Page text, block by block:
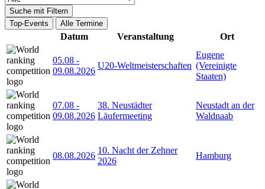
Suche mit Filtern
Top-Events
Alle Termine
Datum Veranstaltung Ort
05.08 -
09.08.2026
U20-Weltmeisterschaften
Eugene
(Vereinigte
Staaten)
07.08 -
09.08.2026
38. Neustädter
Läufermeeting
Neustadt an der
Waldnaab
08.08.2026
10. Nacht der Zehner
2026
Hamburg